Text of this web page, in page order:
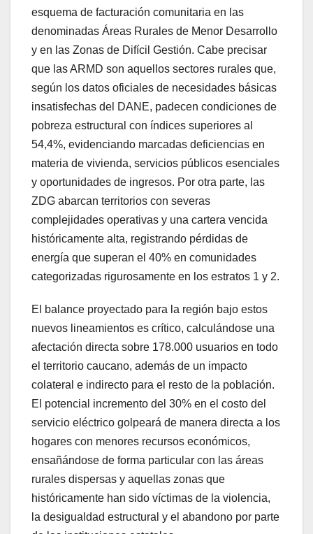
esquema de facturación comunitaria en las
denominadas Áreas Rurales de Menor Desarrollo
y en las Zonas de Difícil Gestión. Cabe precisar
que las ARMD son aquellos sectores rurales que,
según los datos oficiales de necesidades básicas
insatisfechas del DANE, padecen condiciones de
pobreza estructural con índices superiores al
54,4%, evidenciando marcadas deficiencias en
materia de vivienda, servicios públicos esenciales
y oportunidades de ingresos. Por otra parte, las
ZDG abarcan territorios con severas
complejidades operativas y una cartera vencida
históricamente alta, registrando pérdidas de
energía que superan el 40% en comunidades
categorizadas rigurosamente en los estratos 1 y 2.
El balance proyectado para la región bajo estos
nuevos lineamientos es crítico, calculándose una
afectación directa sobre 178.000 usuarios en todo
el territorio caucano, además de un impacto
colateral e indirecto para el resto de la población.
El potencial incremento del 30% en el costo del
servicio eléctrico golpeará de manera directa a los
hogares con menores recursos económicos,
ensañándose de forma particular con las áreas
rurales dispersas y aquellas zonas que
históricamente han sido víctimas de la violencia,
la desigualdad estructural y el abandono por parte